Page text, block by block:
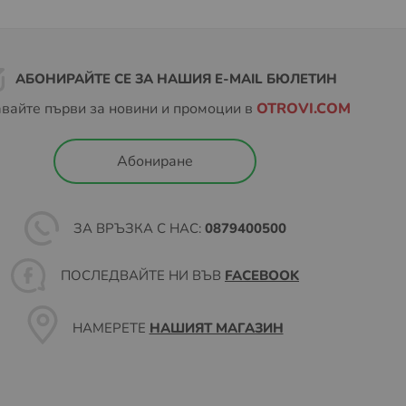
АБОНИРАЙТЕ СЕ ЗА НАШИЯ E-MAIL БЮЛЕТИН
първи за новини и промоции в OTROVI.COM
Абониране
ЗА ВРЪЗКА С НАС: 0879400500
ПОСЛЕДВАЙТЕ НИ ВЪВ FACEBOOK
НАМЕРЕТЕ НАШИЯТ МАГАЗИН